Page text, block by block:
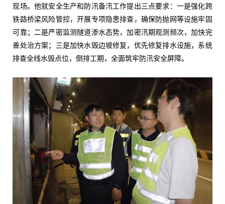
现场。他就安全生产和防汛备汛工作提出三点要求：一是强化跨
铁路桥梁风险管控，开展专项隐患排查，确保防抛网等设施牢固
可靠；二是严密监测隧道渗水态势，加密汛期观测频次，加快完
善处治方案；三是加快水毁边坡修复，优先修复排水设施，系统
排查全线水毁点位，倒排工期，全面筑牢防汛安全屏障。